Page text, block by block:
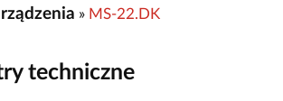
» MS-22.DK
techniczne